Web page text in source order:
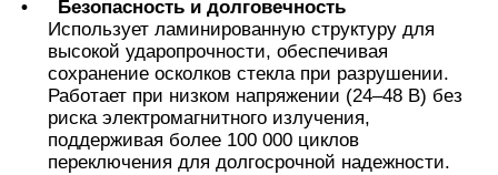
•
Безопасность и долговечность
Использует ламинированную структуру для
высокой ударопрочности, обеспечивая
сохранение осколков стекла при разрушении.
Работает при низком напряжении (24–48 В) без
риска электромагнитного излучения,
поддерживая более 100 000 циклов
переключения для долгосрочной надежности.